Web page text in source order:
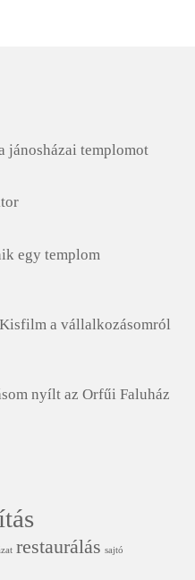
jánosházai templomot
egy templom
a vállalkozásomról
nyílt az Orfűi Faluház
restaurálás sajtó